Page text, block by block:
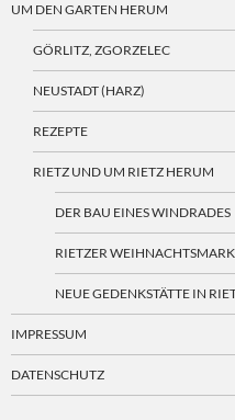
UM DEN GARTEN HERUM
GÖRLITZ, ZGORZELEC
NEUSTADT (HARZ)
REZEPTE
RIETZ UND UM RIETZ HERUM
DER BAU EINES WINDRADES
RIETZER
NEUE GEDENKSTÄTTE IN
IMPRESSUM
DATENSCHUTZ